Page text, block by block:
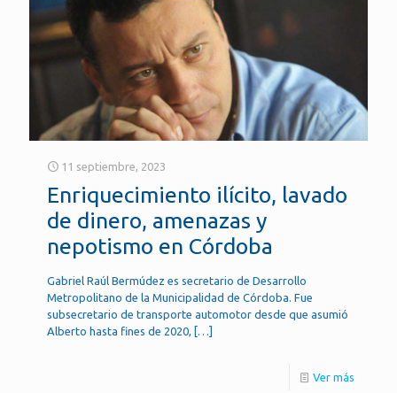
11 septiembre, 2023
Enriquecimiento ilícito, lavado
de dinero, amenazas y
nepotismo en Córdoba
Gabriel Raúl Bermúdez es secretario de Desarrollo
Metropolitano de la Municipalidad de Córdoba. Fue
subsecretario de transporte automotor desde que asumió
Alberto hasta fines de 2020, […]
Ver más